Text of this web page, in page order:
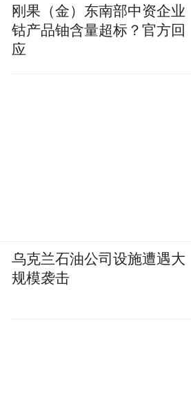
刚果（金）东南部中资企业
钴产品铀含量超标？官方回
应
乌克兰石油公司设施遭遇大
规模袭击